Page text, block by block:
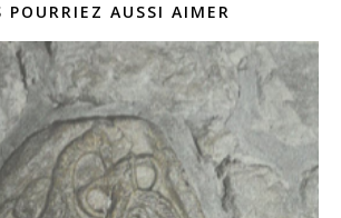
POURRIEZ AUSSI AIMER